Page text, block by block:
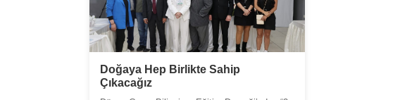
Doğaya Hep Birlikte Sahip
Çıkacağız